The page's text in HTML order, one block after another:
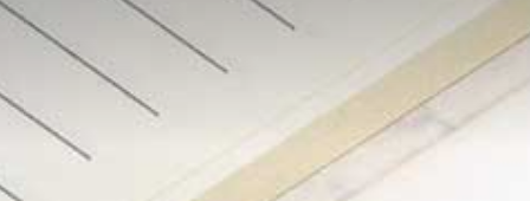
neurosviluppo